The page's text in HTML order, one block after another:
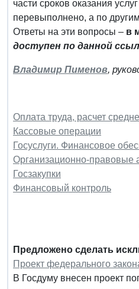
части сроков оказания
перевыполнено, а по
Ответы на эти вопросы – в
доступен по данной
Владимир Пименов,
Оплата труда, расчет
Кассовые операции
Госуслуги. Финансовое
Организационно-правовые
Госзакупки
Финансовый контроль
Предложено сделать
Проект федерального
В Госдуму внесен проект